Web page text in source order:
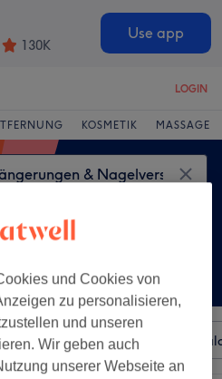
130K
Use app
LOGIN
KOSMETIK MASSAGE
Preis Besonderheiten
und Cookies von
zu personalisieren,
und unseren
Wir geben auch
unserer Webseite an